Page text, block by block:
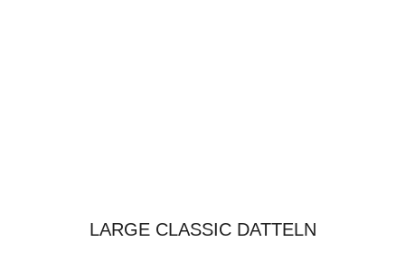
LARGE CLASSIC DATTELN